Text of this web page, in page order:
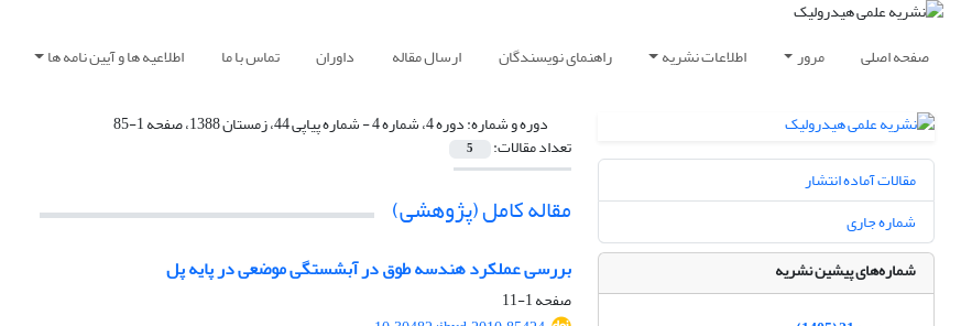
صفحه اصلی مرور اطلاعات نشریه راهنمای نویسندگان ارسال مقاله داوران تماس با ما اطلاعیه ها و آیین نامه ها
دوره و شماره:دوره 4، شماره 4 - شماره پیاپی 44، زمستان 1388، صفحه 1-85
تعداد مقالات: 5
مقاله کامل (پژوهشی)
بررسی عملکرد هندسه طوق در آبشستگی موضعی در پایه پل
صفحه1-11
مقالات آماده انتشار
شماره جاری
شماره‌های پیشین نشریه